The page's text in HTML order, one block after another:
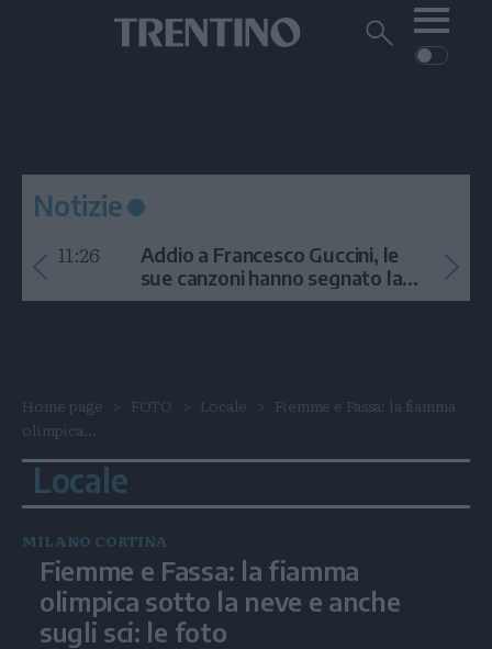
Cerca
CRONACA
GARDA
CULTURA
VIDEO
Notizie
11:26
Addio a Francesco Guccini, le
sue canzoni hanno segnato la
storia
Home page FOTO Locale
Fiemme e Fassa: la fiamma
olimpica...
Locale
MILANO CORTINA
Fiemme e Fassa: la fiamma
olimpica sotto la neve e anche
sugli sci: le foto